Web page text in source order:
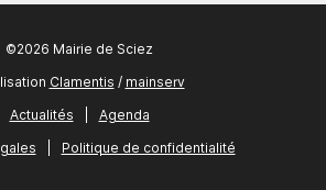
©2026 Mairie de Sciez
Clamentis / mainserv
Actualités
Agenda
Politique de confidentialité